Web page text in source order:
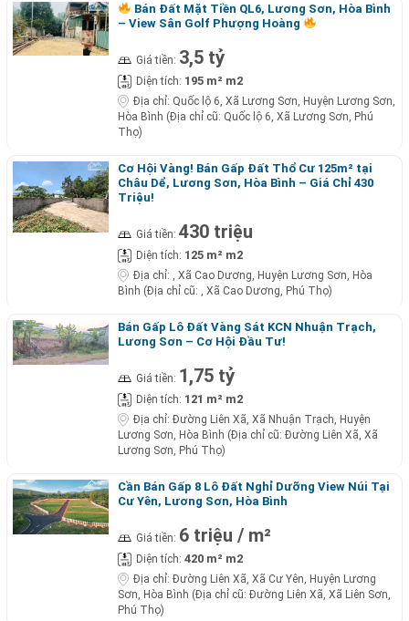
Bán Đất Mặt Tiền QL6, Lương Sơn, Hòa Bình
– View Sân Golf Phượng Hoàng
Giá tiền: 3,5 tỷ
Diện tích: 195 m² m2
Địa chỉ: Quốc lộ 6, Xã Lương Sơn, Huyện Lương Sơn,
Hòa Bình (Địa chỉ cũ: Quốc lộ 6, Xã Lương Sơn, Phú
Thọ)
Cơ Hội Vàng! Bán Gấp Đất Thổ Cư 125m² tại
Châu Dể, Lương Sơn, Hòa Bình – Giá Chỉ 430
Triệu!
Giá tiền: 430 triệu
Diện tích: 125 m² m2
Địa chỉ:
, Xã Cao Dương, Huyện Lương Sơn, Hòa
Bình (Địa chỉ cũ: , Xã Cao Dương, Phú Thọ)
Bán Gấp Lô Đất Vàng Sát KCN Nhuận Trạch,
Lương Sơn – Cơ Hội Đầu Tư!
Giá tiền: 1,75 tỷ
Diện tích: 121 m² m2
Địa chỉ: Đường Liên Xã, Xã Nhuận Trạch, Huyện
Lương Sơn, Hòa Bình (Địa chỉ cũ: Đường Liên Xã, Xã
Lương Sơn, Phú Thọ)
Cần Bán Gấp 8 Lô Đất Nghỉ Dưỡng View Núi Tại
Cư Yên, Lương Sơn, Hòa Bình
Giá tiền: 6 triệu / m²
Diện tích: 420 m² m2
Địa chỉ: Đường Liên Xã, Xã Cư Yên, Huyện Lương
Sơn, Hòa Bình (Địa chỉ cũ: Đường Liên Xã, Xã Liên Sơn,
Phú Thọ)